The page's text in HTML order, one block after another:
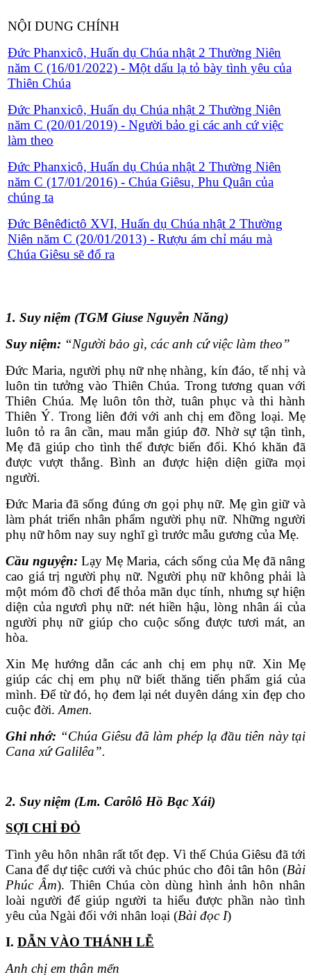
NỘI DUNG CHÍNH
Đức Phanxicô, Huấn dụ Chúa nhật 2 Thường Niên
năm C (16/01/2022) - Một dấu lạ tỏ bày tình yêu của
Thiên Chúa
Đức Phanxicô, Huấn dụ Chúa nhật 2 Thường Niên
năm C (20/01/2019) - Người bảo gi các anh cứ việc
làm theo
Đức Phanxicô, Huấn dụ Chúa nhật 2 Thường Niên
năm C (17/01/2016) - Chúa Giêsu, Phu Quân của
chúng ta
Đức Bênêđictô XVI, Huấn dụ Chúa nhật 2 Thường
Niên năm C (20/01/2013) - Rượu ám chỉ máu mà
Chúa Giêsu sẽ đổ ra
1. Suy niệm (TGM Giuse Nguyễn Năng)
Suy niệm: “Người bảo gì, các anh cứ việc làm theo”
Ðức Maria, người phụ nữ nhẹ nhàng, kín đáo, tế nhị và
luôn tin tưởng vào Thiên Chúa. Trong tương quan với
Thiên Chúa. Mẹ luôn tôn thờ, tuân phục và thi hành
Thiên Ý. Trong liên đới với anh chị em đồng loại. Mẹ
luôn tỏ ra ân cần, mau mắn giúp đỡ. Nhờ sự tận tình,
Mẹ đã giúp cho tình thế được biến đổi. Khó khăn đã
được vượt thắng. Bình an được hiện diện giữa mọi
người.
Ðức Maria đã sống đúng ơn gọi phụ nữ. Mẹ gìn giữ và
làm phát triển nhân phẩm người phụ nữ. Những người
phụ nữ hôm nay suy nghĩ gì trước mẫu gương của Mẹ.
Cầu nguyện: Lạy Mẹ Maria, cách sống của Mẹ đã nâng
cao giá trị người phụ nữ. Người phụ nữ không phải là
một móm đồ chơi để thỏa mãn dục tính, nhưng sự hiện
diện của ngươì phụ nữ: nét hiền hậu, lòng nhân ái của
người phụ nữ giúp cho cuộc sống được tươi mát, an
hòa.
Xin Mẹ hướng dẫn các anh chị em phụ nữ. Xin Mẹ
giúp các chị em phụ nữ biết thăng tiến phẩm giá của
mình. Ðể từ đó, họ đem lại nét duyên dáng xin đẹp cho
cuộc đời. Amen.
Ghi nhớ: “Chúa Giêsu đã làm phép lạ đầu tiên này tại
Cana xứ Galilêa”.
2. Suy niệm (Lm. Carôlô Hồ Bạc Xái)
SỢI CHỈ ĐỎ
Tình yêu hôn nhân rất tốt đẹp. Vì thế Chúa Giêsu đã tới
Cana để dự tiệc cưới và chúc phúc cho đôi tân hôn (Bài
Phúc Âm). Thiên Chúa còn dùng hình ảnh hôn nhân
loài người để giúp người ta hiểu được phần nào tình
yêu của Ngài đối với nhân loại (Bài đọc I)
I. DẪN VÀO THÁNH LỄ
Anh chị em thân mến